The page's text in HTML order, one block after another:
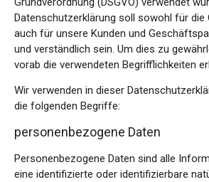
Datenschutzerklärung soll sowohl für die
auch für unsere Kunden und
und verständlich sein. Um dies zu
vorab die verwendeten Begrifflichkeiten
Wir verwenden in dieser
die folgenden Begriffe:
personenbezogene Daten
Personenbezogene Daten sind alle
eine identifizierte oder identifizierbare